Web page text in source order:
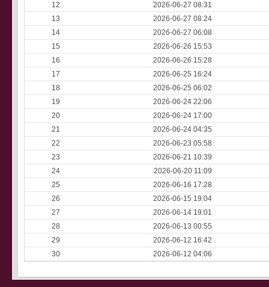
12
2026-06-27 08:31
13
2026-06-27 08:24
14
2026-06-27 06:08
15
2026-06-26 15:53
16
2026-06-26 15:28
17
2026-06-25 16:24
18
2026-06-25 06:02
19
2026-06-24 22:06
20
2026-06-24 17:00
21
2026-06-24 04:35
22
2026-06-23 05:58
23
2026-06-21 10:39
24
2026-06-20 11:09
25
2026-06-16 17:28
26
2026-06-15 19:04
27
2026-06-14 19:01
28
2026-06-13 00:55
29
2026-06-12 16:42
30
2026-06-12 04:06